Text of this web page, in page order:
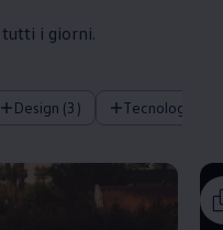
tutti i giorni.
Design (3) Tecnologia (1)